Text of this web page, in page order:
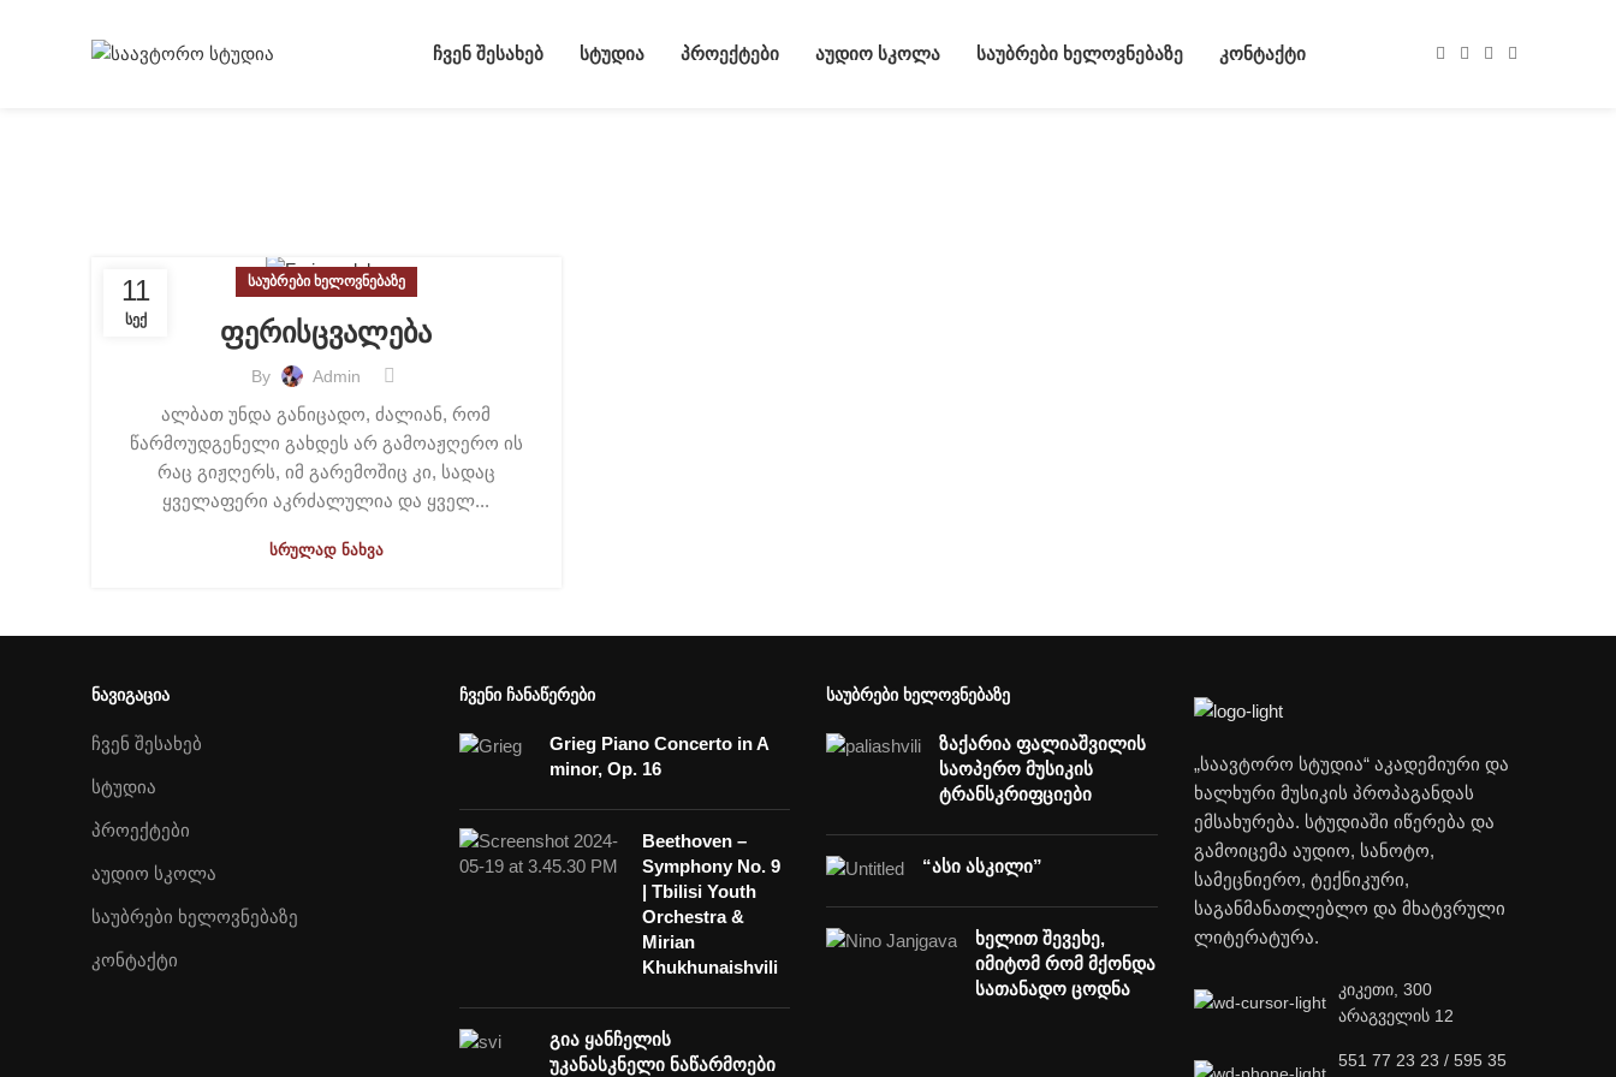
ᲩᲕᲔᲜ ᲨᲔᲡᲐᲮᲔᲑ ᲡᲢᲣᲓᲘᲐ ᲞᲠᲝᲔᲥᲢᲔᲑᲘ ᲐᲣᲓᲘᲝ ᲡᲙᲝᲚᲐ ᲡᲐᲣᲑᲠᲔᲑᲘ ᲮᲔᲚᲝᲕᲜᲔᲑᲐᲖᲔ ᲙᲝᲜᲢᲐᲥᲢᲘ
11
ᲡᲔᲥ
ᲡᲐᲣᲑᲠᲔᲑᲘ ᲮᲔᲚᲝᲕᲜᲔᲑᲐᲖᲔ
ფერისცვალება
By Admin
ალბათ უნდა განიცადო, ძალიან, რომ
წარმოუდგენელი გახდეს არ გამოაჟღერო ის
რაც გიჟღერს, იმ გარემოშიც კი, სადაც
ყველაფერი აკრძალულია და ყველ...
ᲡᲠᲣᲚᲐᲓ ᲜᲐᲮᲕᲐ
ᲜᲐᲕᲘᲒᲐᲪᲘᲐ
ჩვენ შესახებ
სტუდია
პროექტები
აუდიო სკოლა
საუბრები ხელოვნებაზე
კონტაქტი
ᲩᲕᲔᲜᲘ ᲩᲐᲜᲐᲬᲔᲠᲔᲑᲘ
Grieg Piano Concerto in A
minor, Op. 16
Beethoven –
Symphony No. 9
| Tbilisi Youth
Orchestra &
Mirian
Khukhunaishvili
გია ყანჩელის
უკანასკნელი ნაწარმოები
ᲡᲐᲣᲑᲠᲔᲑᲘ ᲮᲔᲚᲝᲕᲜᲔᲑᲐᲖᲔ
ზაქარია ფალიაშვილის
საოპერო მუსიკის
ტრანსკრიფციები
“ასი ასკილი”
ხელით შევეხე,
იმიტომ რომ მქონდა
სათანადო ცოდნა
„საავტორო სტუდია“ აკადემიური და
ხალხური მუსიკის პროპაგანდას
ემსახურება. სტუდიაში იწერება და
გამოიცემა აუდიო, სანოტო,
სამეცნიერო, ტექნიკური,
საგანმანათლებლო და მხატვრული
ლიტერატურა.
კიკეთი, 300
არაგველის 12
551 77 23 23 / 595 35